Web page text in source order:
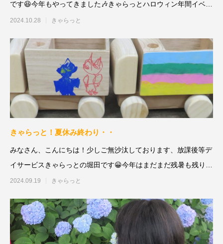
です😆今年もやってきました🎶きゃらっとハロウィン年間イベン
トの中でも
2024.10.28 きゃらっと
きゃらっと！夏休み終わり・・
みなさん、こんにちは！少しご無沙汰しております、放課後等デ
イサービスきゃらっとの堀田です😀今年はまだまだ残暑も残りみ
なさん、夏バ
2024.09.19 きゃらっと